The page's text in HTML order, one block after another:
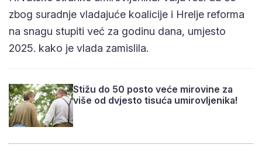
zbog suradnje vladajuće koalicije i Hrelje reforma
na snagu stupiti već za godinu dana, umjesto
2025. kako je vlada zamislila.
Stižu do 50 posto veće mirovine za
više od dvjesto tisuća umirovljenika!